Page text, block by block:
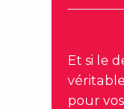
Et si le
pour